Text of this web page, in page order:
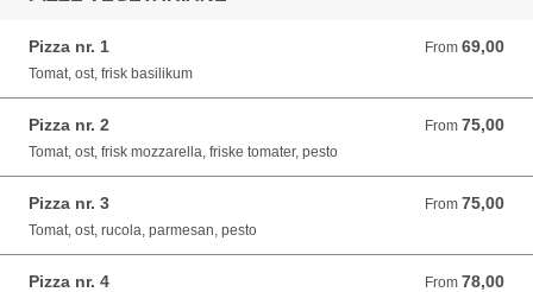
Pizza nr. 1 From 69,00
From 69,00 DKK
Tomat, ost, frisk basilikum
Pizza nr. 2 From 75,00
From 75,00 DKK
Tomat, ost, frisk mozzarella, friske tomater, pesto
Pizza nr. 3 From 75,00
From 75,00 DKK
Tomat, ost, rucola, parmesan, pesto
Pizza nr. 4 From 78,00
From 78,00 DKK